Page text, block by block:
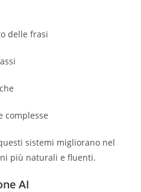
delle frasi
complesse
sistemi migliorano nel
più naturali e fluenti.
AI